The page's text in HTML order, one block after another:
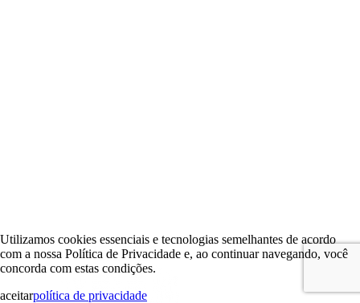
Utilizamos cookies essenciais e tecnologias semelhantes de acordo
com a nossa Política de Privacidade e, ao continuar navegando, você
concorda com estas condições.
aceitarpolítica de privacidade